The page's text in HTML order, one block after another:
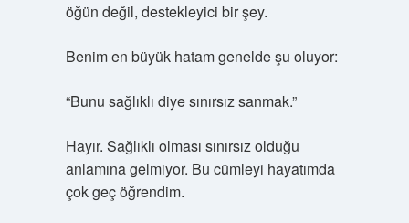
öğün değil, destekleyici bir şey.
Benim en büyük hatam genelde şu oluyor:
“Bunu sağlıklı diye sınırsız sanmak.”
Hayır. Sağlıklı olması sınırsız olduğu
anlamına gelmiyor. Bu cümleyi hayatımda
çok geç öğrendim.